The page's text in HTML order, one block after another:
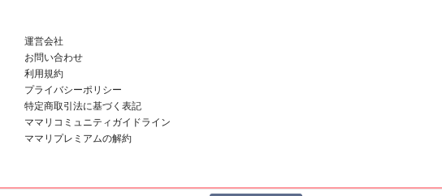
運営会社
お問い合わせ
利用規約
プライバシーポリシー
特定商取引法に基づく表記
ママリコミュニティガイドライン
ママリプレミアムの解約